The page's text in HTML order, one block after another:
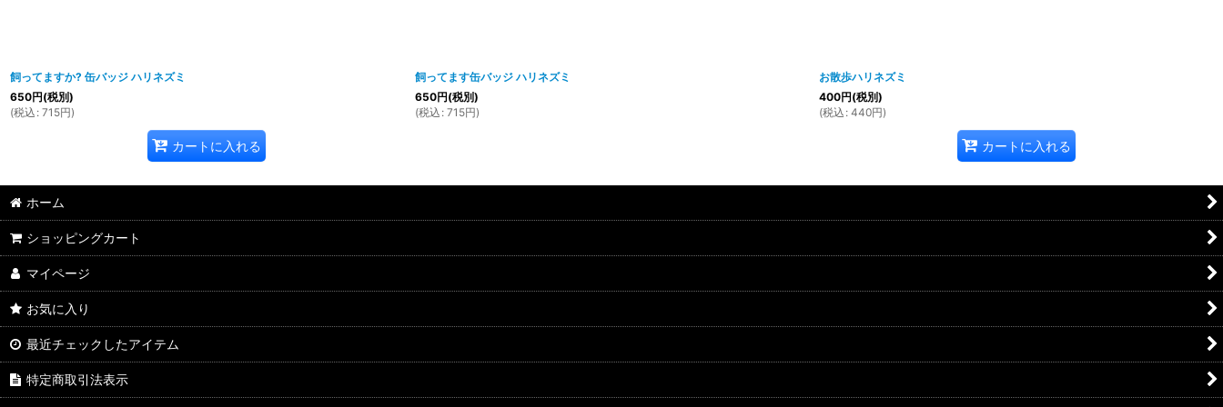
飼ってますか? 缶バッジ ハリネズミ
650円(税別)
(税込 : 715円)
カートに入れる
飼ってます缶バッジ ハリネズミ
650円(税別)
(税込 : 715円)
お散歩ハリネズミ
400円(税別)
(税込 : 440円)
カートに入れる
ホーム
ショッピングカート
マイページ
お気に入り
最近チェックしたアイテム
特定商取引法表示